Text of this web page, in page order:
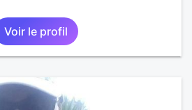
Voir le profil